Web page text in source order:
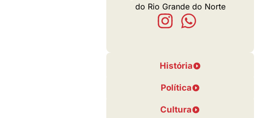
do Rio Grande do Norte
História
Política
Cultura